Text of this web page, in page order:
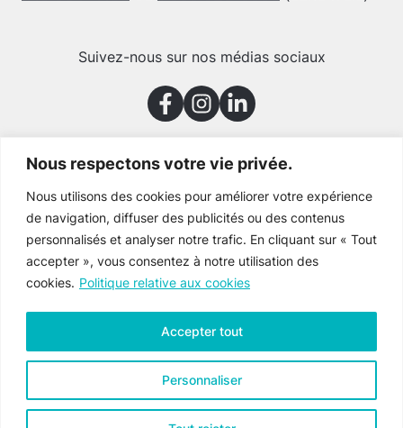
Nous respectons votre vie privée.
Nous utilisons des cookies pour améliorer votre expérience
de navigation, diffuser des publicités ou des contenus
personnalisés et analyser notre trafic. En cliquant sur « Tout
accepter », vous consentez à notre utilisation des
cookies. Politique relative aux cookies
Personnaliser
Accepter tout
Suivez-nous sur nos médias sociaux
Merci à nos partenaires